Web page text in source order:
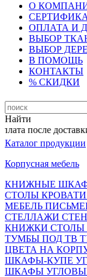
О
ОПЛАТА И
ВЫБОР
ВЫБОР
В ПОМОЩЬ
КОНТАКТЫ
% СКИДКИ
Найти
после
Каталог продукции
Корпусная мебель
КНИЖНЫЕ
СТОЛЫ КРОВАТИ
МЕБЕЛЬ
СТЕЛЛАЖИ
КНИЖКИ СТОЛЫ
ТУМБЫ ПОД ТВ
ЦВЕТА НА
ШКАФЫ-КУПЕ
ШКАФЫ